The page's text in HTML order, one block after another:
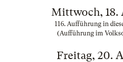
Mittwoch, 18.
116. Aufführung in
(Aufführung im
Freitag, 20.